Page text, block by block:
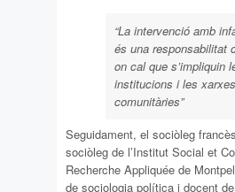
“La intervenció amb
és una responsabilitat
on cal que s’impliquin
institucions i les xarxes
comunitàries”
Seguidament, el sociòleg
sociòleg de l’Institut Social et
Recherche Appliquée de
de sociologia política i docent